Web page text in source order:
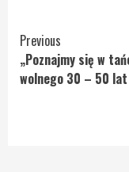
Continue
Reading
Previous
„Poznajmy się w
wolnego 30 – 50 lat